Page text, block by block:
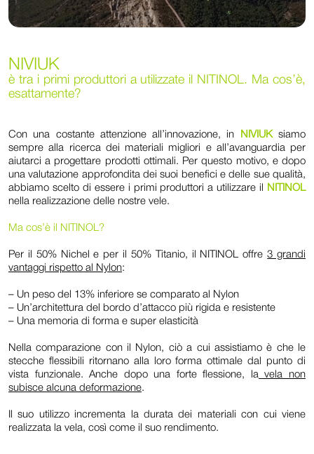
NIVIUK
è tra i primi produttori a utilizzate il NITINOL. Ma cos’è,
esattamente?
Con una costante attenzione all’innovazione, in NIVIUKsiamo
sempre alla ricerca dei materiali migliori e all’avanguardia per
aiutarci a progettare prodotti ottimali. Per questo motivo, e dopo
una valutazione approfondita dei suoi benefici e delle sue qualità,
abbiamo scelto di essere i primi produttori a utilizzare il
NITINOL
nella realizzazione delle nostre vele.
Ma cos’è il NITINOL?
Per il 50% Nichel e per il 50% Titanio, il NITINOL offre3 grandi
vantaggi rispetto al Nylon:
– Un peso del 13% inferiore se comparato al Nylon
– Un’architettura del bordo d’attacco più rigida e resistente
– Una memoria di forma e super elasticità
Nella comparazione con il Nylon, ciò a cui assistiamo è che le
stecche flessibili ritornano alla loro forma ottimale dal punto di
vista funzionale. Anche dopo una forte flessione, lavela non
subisce alcuna deformazione.
Il suo utilizzo incrementa la durata dei materiali con cui viene
realizzata la vela, così come il suo rendimento.